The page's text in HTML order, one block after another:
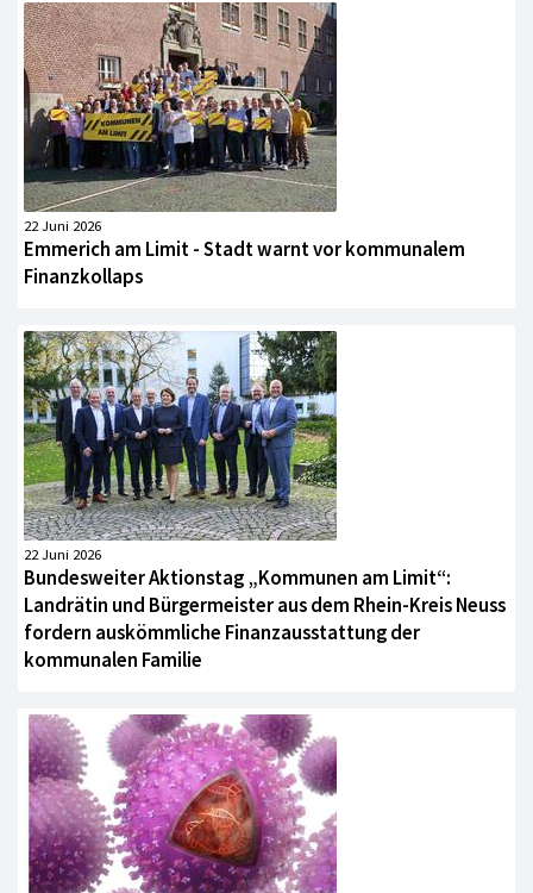
22 Juni 2026
Emmerich am Limit - Stadt warnt vor kommunalem
Finanzkollaps
22 Juni 2026
Bundesweiter Aktionstag „Kommunen am Limit“:
Landrätin und Bürgermeister aus dem Rhein-Kreis Neuss
fordern auskömmliche Finanzausstattung der
kommunalen Familie